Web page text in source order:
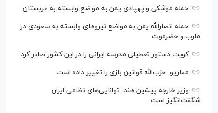
حمله موشکی و پهپادی یمن به مواضع وابسته به عربستان
حمله انصارالله یمن به مواضع نیرو‌های وابسته به سعودی در
مارب و حضرموت
کویت دستور تعطیلی مدرسه ایرانی را در این کشور صادر کرد
معاریو: حزب‌الله قوانین بازی را تغییر داده است
وزیر خارجه پیشین هند: توانایی‌های نظامی ایران
شگفت‌انگیز است